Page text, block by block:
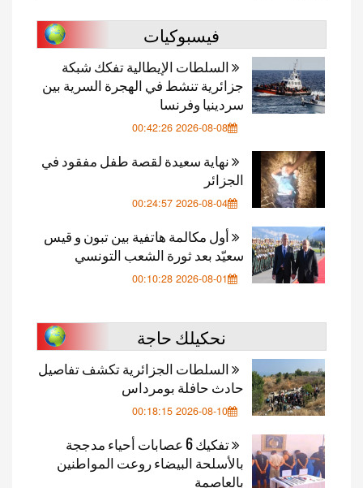
فيسبوكيات
السلطات الإيطالية تفكك شبكة
جزائرية تنشط في الهجرة السرية بين
سردينيا وفرنسا
2026-08-08 00:42:26
نهاية سعيدة لقصة طفل مفقود في
الجزائر
2026-08-04 00:24:57
أول مكالمة هاتفية بين تبون و قيس
سعيّد بعد ثورة الشعب التونسي
2026-08-01 00:10:28
نحكيلك حاجة
السلطات الجزائرية تكشف تفاصيل
حادث حافلة بومرداس
2026-08-10 00:18:15
تفكيك 6 عصابات أحياء مدججة
بالأسلحة البيضاء روعت المواطنين
بالعاصمة